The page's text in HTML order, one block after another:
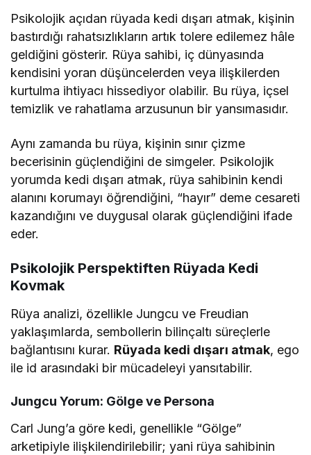
Psikolojik açıdan rüyada kedi dışarı atmak, kişinin
bastırdığı rahatsızlıkların artık tolere edilemez hâle
geldiğini gösterir. Rüya sahibi, iç dünyasında
kendisini yoran düşüncelerden veya ilişkilerden
kurtulma ihtiyacı hissediyor olabilir. Bu rüya, içsel
temizlik ve rahatlama arzusunun bir yansımasıdır.
Aynı zamanda bu rüya, kişinin sınır çizme
becerisinin güçlendiğini de simgeler. Psikolojik
yorumda kedi dışarı atmak, rüya sahibinin kendi
alanını korumayı öğrendiğini, “hayır” deme cesareti
kazandığını ve duygusal olarak güçlendiğini ifade
eder.
Psikolojik Perspektiften Rüyada Kedi
Kovmak
Rüya analizi, özellikle Jungcu ve Freudian
yaklaşımlarda, sembollerin bilinçaltı süreçlerle
bağlantısını kurar. Rüyada kedi dışarı atmak, ego
ile id arasındaki bir mücadeleyi yansıtabilir.
Jungcu Yorum: Gölge ve Persona
Carl Jung’a göre kedi, genellikle “Gölge”
arketipiyle ilişkilendirilebilir; yani rüya sahibinin